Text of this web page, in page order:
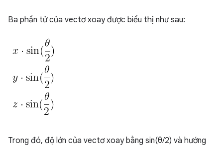
Ba phần tử của vectơ xoay được biểu thị như sau:
Trong đó, độ lớn của vectơ xoay bằng sin(θ/2) và hướng